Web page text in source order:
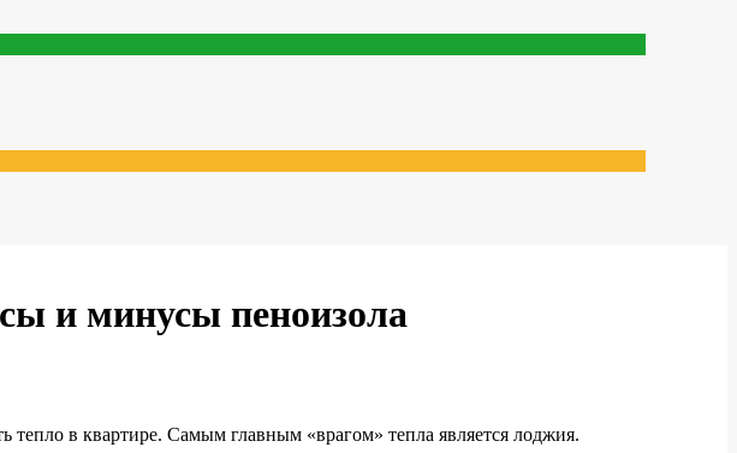
и минусы пеноизола
тепло в квартире. Самым главным «врагом» тепла является лоджия.